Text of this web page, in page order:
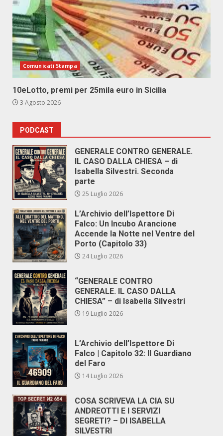
Comunicati Stampa
10eLotto, premi per 25mila euro in Sicilia
3 Agosto 2026
PODCAST
GENERALE CONTRO GENERALE.
IL CASO DALLA CHIESA – di
Isabella Silvestri. Seconda
parte
25 Luglio 2026
L’Archivio dell’Ispettore Di
Falco: Un Incubo Arancione
Accende la Notte nel Ventre del
Porto (Capitolo 33)
24 Luglio 2026
“GENERALE CONTRO
GENERALE. IL CASO DALLA
CHIESA” – di Isabella Silvestri
19 Luglio 2026
L’Archivio dell’Ispettore Di
Falco | Capitolo 32: Il Guardiano
del Faro
14 Luglio 2026
COSA SCRIVEVA LA CIA SU
ANDREOTTI E I SERVIZI
SEGRETI? – DI ISABELLA
SILVESTRI